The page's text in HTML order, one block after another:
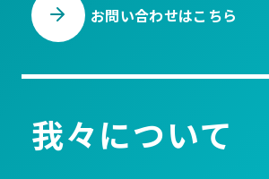
お問い合わせはこちら
我々について